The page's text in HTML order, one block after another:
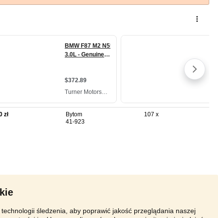
śledzenia, aby poprawić jakość przeglądania naszej
zł
Bytom
41-923
107 x